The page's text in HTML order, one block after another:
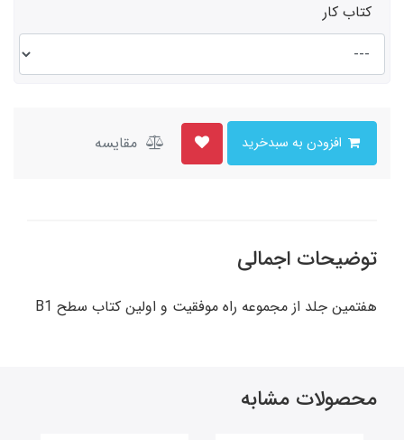
کتاب کار
مقایسه
توضیحات اجمالی
هفتمین جلد از مجموعه راه موفقیت و اولین کتاب سطح B1
محصولات مشابه